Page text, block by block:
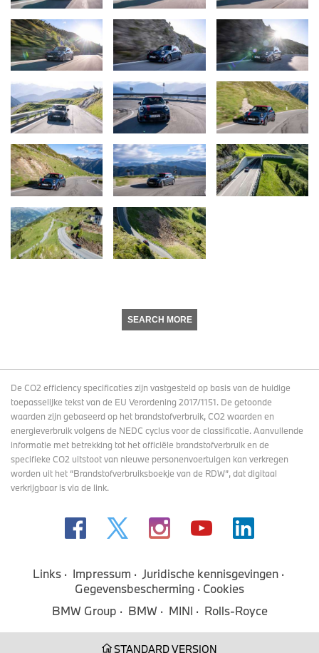
SEARCH MORE
De CO2 efficiency specificaties zijn vastgesteld op basis van de huidige
toepasselijke tekst van de EU Verordening 2017/1151. De getoonde
waarden zijn gebaseerd op het brandstofverbruik, CO2 waarden en
energieverbruik volgens de NEDC cyclus voor de classificatie. Aanvullende
informatie met betrekking tot het officiële brandstofverbruik en de
specifieke CO2 uitstoot van nieuwe personenvoertuigen kan verkregen
worden uit het “Brandstofverbruiksboekje van de RDW”, dat digitaal
verkrijgbaaris via de link.
Links Impressum
Juridische kennisgevingen
Gegevensbescherming
Cookies
BMW Group
BMW MINI Rolls-Royce
STANDARD VERSION